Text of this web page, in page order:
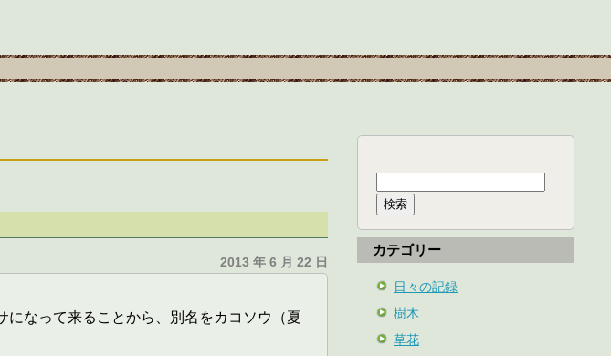
2013 年 6 月 22 日
なって来ることから、別名をカコソウ（夏
カテゴリー
日々の記録
樹木
草花